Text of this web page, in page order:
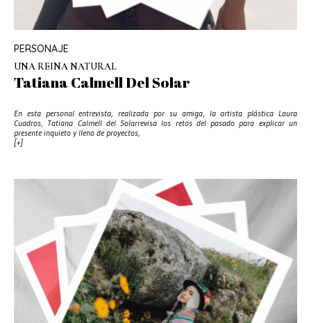
PERSONAJE
UNA REINA NATURAL
Tatiana Calmell Del Solar
En esta personal entrevista, realizada por su amiga, la artista plástica Laura
Cuadros, Tatiana Calmell del Solarrevisa los retos del pasado para explicar un
presente inquieto y lleno de proyectos,
[+]